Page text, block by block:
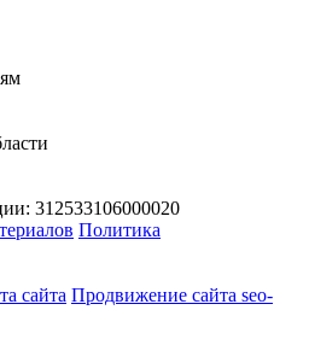
312533106000020
Политика
сайта Продвижение сайта seo-